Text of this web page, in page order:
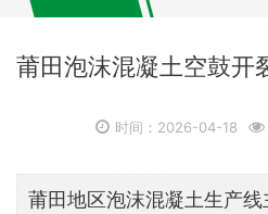
莆田泡沫混凝土空鼓开
时间：2026-04-18
莆田地区泡沫混凝土生产